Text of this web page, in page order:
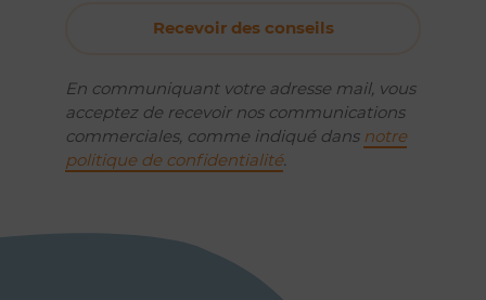
En communiquant votre adresse mail, vous
acceptez de recevoir nos communications
commerciales, comme indiqué dans notre
politique de confidentialité.